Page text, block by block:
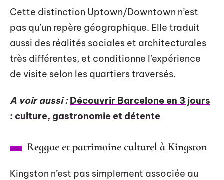
Cette distinction Uptown/Downtown n’est
pas qu’un repère géographique. Elle traduit
aussi des réalités sociales et architecturales
très différentes, et conditionne l’expérience
de visite selon les quartiers traversés.
A voir aussi : Découvrir Barcelone en 3 jours
: culture, gastronomie et détente
Reggae et patrimoine culturel à Kingston
Kingston n’est pas simplement associée au